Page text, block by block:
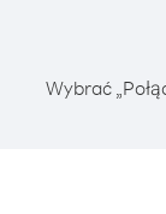
Wybrać